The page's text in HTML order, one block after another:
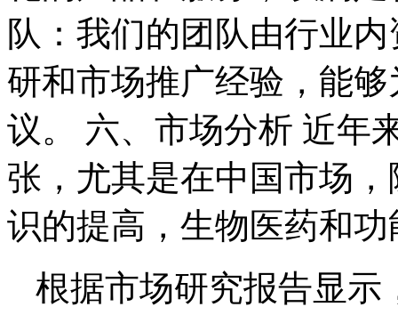
队：我们的团队由行业
研和市场推广经验，能
议。 六、市场分析 近年
张，尤其是在中国市场
识的提高，生物医药和
根据市场研究报告显示